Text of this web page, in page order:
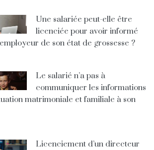
Une salariée peut-elle être
licenciée pour avoir informé
de son état de grossesse ?
Le salarié n’a pas à
communiquer les informations
matrimoniale et familiale à son
Licenciement d’un directeur